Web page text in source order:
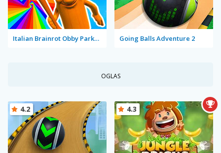
Italian Brainrot Obby Parkour Going Balls Adventure 2
OGLAS
4.2 4.3